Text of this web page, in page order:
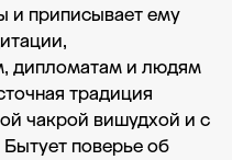
и приписывает ему
дипломатам и людям
традиция
чакрой вишудхой и с
поверье об